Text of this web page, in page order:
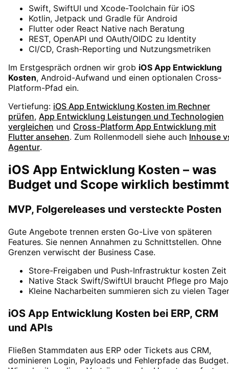
Swift, SwiftUI und Xcode-Toolchain für iOS
Kotlin, Jetpack und Gradle für Android
Flutter oder React Native nach Beratung
REST, OpenAPI und OAuth/OIDC zu Identity
CI/CD, Crash-Reporting und Nutzungsmetriken
Im Erstgespräch ordnen wir grob iOS App Entwicklung
Kosten, Android-Aufwand und einen optionalen Cross-
Platform-Pfad ein.
Vertiefung: iOS App Entwicklung Kosten im Rechner
prüfen, App Entwicklung Leistungen und Technologien
vergleichen und Cross-Platform App Entwicklung mit
Flutter ansehen. Zum Rollenmodell siehe auch Inhouse
Agentur.
iOS App Entwicklung Kosten – was
Budget und Scope wirklich bestimmt
MVP, Folgereleases und versteckte Posten
Gute Angebote trennen ersten Go-Live von späteren
Features. Sie nennen Annahmen zu Schnittstellen. Ohne
Grenzen verwischt der Business Case.
Store-Freigaben und Push-Infrastruktur kosten Zeit
Native Stack Swift/SwiftUI braucht Pflege pro
Kleine Nacharbeiten summieren sich zu vielen
iOS App Entwicklung Kosten bei ERP, CRM
und APIs
Fließen Stammdaten aus ERP oder Tickets aus CRM,
dominieren Login, Payloads und Fehlerpfade das Budget.